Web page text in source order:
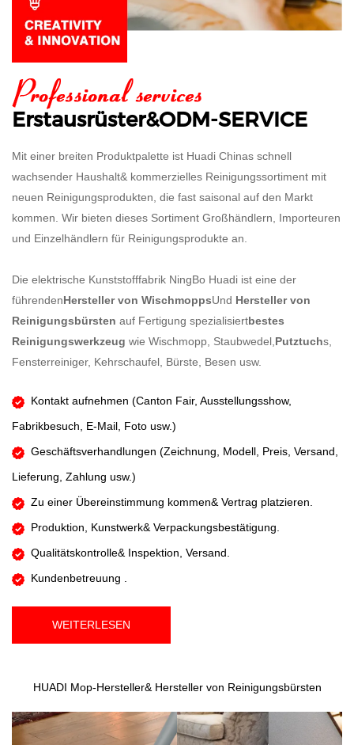
Erstausrüster&ODM-SERVICE
Mit einer breiten Produktpalette ist Huadi Chinas schnell
wachsender Haushalt& kommerzielles Reinigungssortiment mit
neuen Reinigungsprodukten, die fast saisonal auf den Markt
kommen. Wir bieten dieses Sortiment Großhändlern, Importeuren
und Einzelhändlern für Reinigungsprodukte an.
​​​​​​​Die elektrische Kunststofffabrik NingBo Huadi ist eine der
führendenHersteller von WischmoppsUnd Hersteller von
Reinigungsbürsten auf Fertigung spezialisiertbestes
Reinigungswerkzeug wie Wischmopp, Staubwedel,Putztuchs,
Fensterreiniger, Kehrschaufel, Bürste, Besen usw.
Kontakt aufnehmen (Canton Fair, Ausstellungsshow,
Fabrikbesuch, E-Mail, Foto usw.)
Geschäftsverhandlungen (Zeichnung, Modell, Preis, Versand,
Lieferung, Zahlung usw.)
Zu einer Übereinstimmung kommen& Vertrag platzieren.
Produktion, Kunstwerk& Verpackungsbestätigung.
Qualitätskontrolle& Inspektion, Versand.
​​​​​​​ Kundenbetreuung .
WEITERLESEN
HUADI Mop-Hersteller& Hersteller von Reinigungsbürsten